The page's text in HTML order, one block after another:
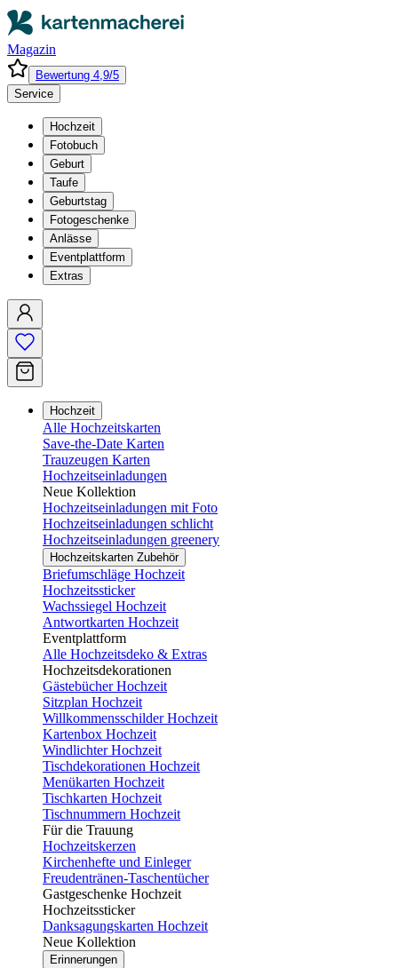
Magazin
Bewertung 4,9/5
Service
Hochzeit
Fotobuch
Geburt
Taufe
Geburtstag
Fotogeschenke
Anlässe
Eventplattform
Extras
Hochzeit
Alle Hochzeitskarten
Save-the-Date Karten
Trauzeugen Karten
Hochzeitseinladungen
Neue Kollektion
Hochzeitseinladungen mit Foto
Hochzeitseinladungen schlicht
Hochzeitseinladungen greenery
Hochzeitskarten Zubehör
Briefumschläge Hochzeit
Hochzeitssticker
Wachssiegel Hochzeit
Antwortkarten Hochzeit
Eventplattform
Alle Hochzeitsdeko & Extras
Hochzeitsdekorationen
Gästebücher Hochzeit
Sitzplan Hochzeit
Willkommensschilder Hochzeit
Kartenbox Hochzeit
Windlichter Hochzeit
Tischdekorationen Hochzeit
Menükarten Hochzeit
Tischkarten Hochzeit
Tischnummern Hochzeit
Für die Trauung
Hochzeitskerzen
Kirchenhefte und Einleger
Freudentränen-Taschentücher
Gastgeschenke Hochzeit
Hochzeitssticker
Danksagungskarten Hochzeit
Neue Kollektion
Erinnerungen